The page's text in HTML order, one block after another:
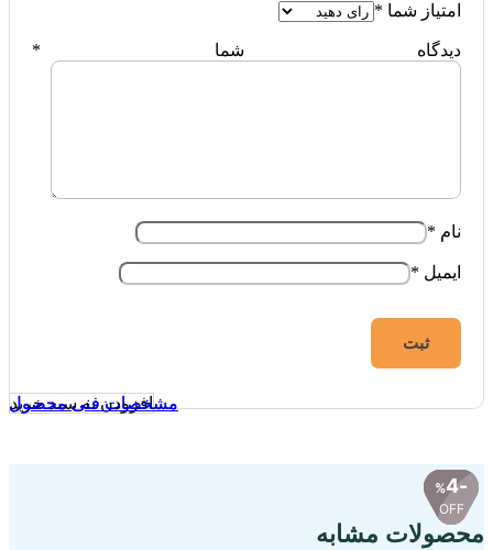
امتیاز شما *
دیدگاه شما *
نام *
ایمیل *
محصولات مشابه
4
%
OFF
مشخصات فنی محصول
4
%
OFF
افزودن به سبد خرید
4
%
OFF
مشخصات فنی محصول